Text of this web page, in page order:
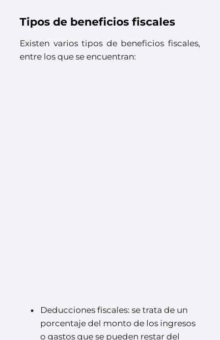
Tipos de beneficios fiscales
Existen varios tipos de beneficios fiscales,
entre los que se encuentran:
Deducciones fiscales: se trata de un
porcentaje del monto de los ingresos
o gastos que se pueden restar del